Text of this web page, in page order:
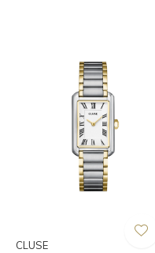
CLUSE